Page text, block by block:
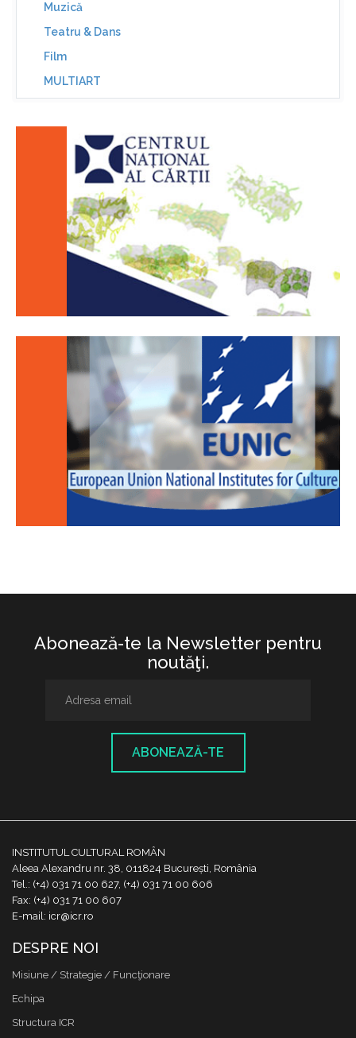
Muzică
Teatru & Dans
Film
MULTIART
Abonează-te la Newsletter pentru
noutăţi.
ABONEAZĂ-TE
INSTITUTUL CULTURAL ROMÂN
Aleea Alexandru nr. 38, 011824 București, România
Tel.: (+4) 031 71 00 627, (+4) 031 71 00 606
Fax: (+4) 031 71 00 607
E-mail: icr@icr.ro
DESPRE NOI
Misiune / Strategie / Funcţionare
Echipa
Structura ICR